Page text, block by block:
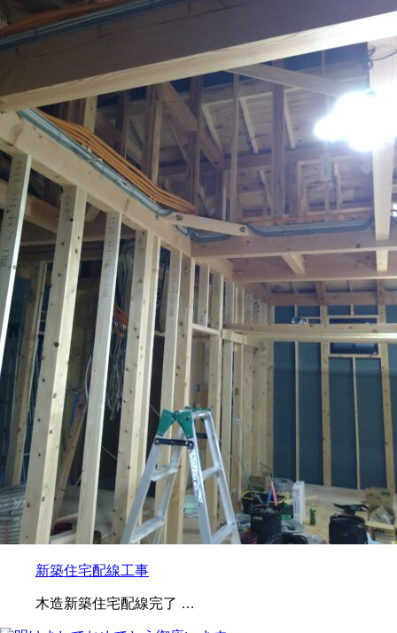
新築住宅配線工事
木造新築住宅配線完了 …